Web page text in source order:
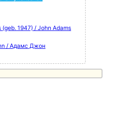
(geb. 1947) / John Adams
/ Адамс Джон